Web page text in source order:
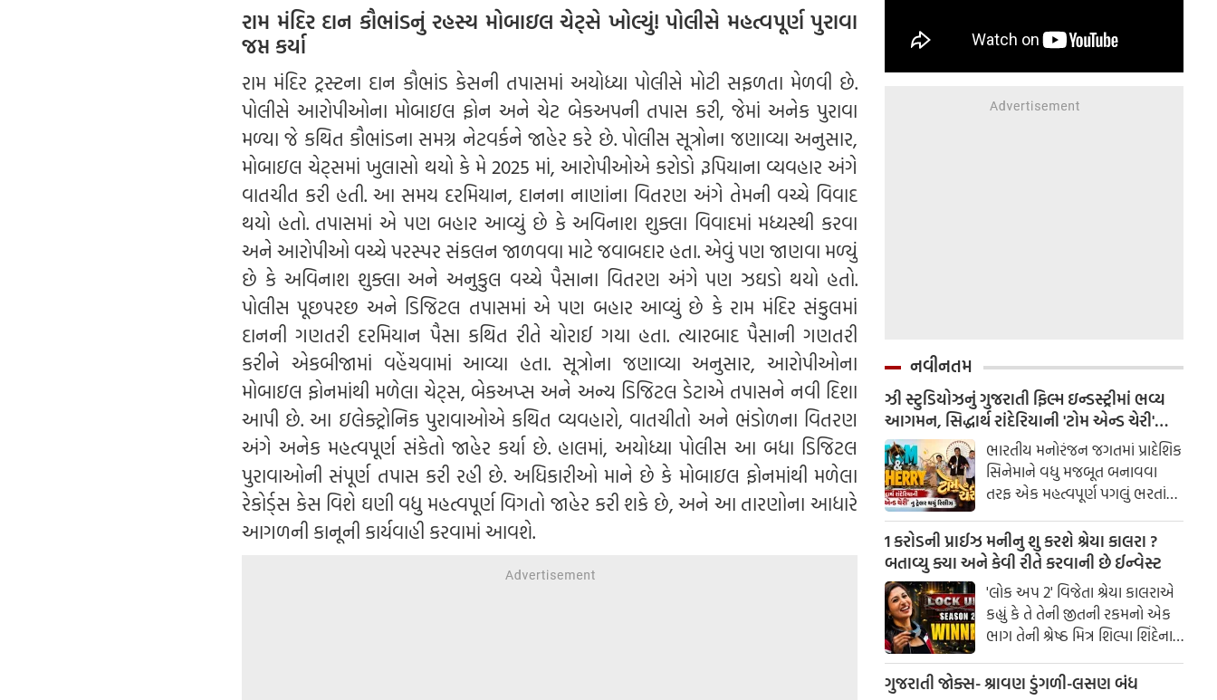
રામ મંદિર દાન કૌભાંડનું રહસ્ય મોબાઇલ ચેટ્સે ખોલ્યું! પોલીસે મહત્વપૂર્ણ પુરાવા
જપ્ત કર્યા
રામ મંદિર ટ્રસ્ટના દાન કૌભાંડ કેસની તપાસમાં અયોધ્યા પોલીસે મોટી સફળતા મેળવી છે.
પોલીસે આરોપીઓના મોબાઇલ ફોન અને ચેટ બેકઅપની તપાસ કરી, જેમાં અનેક પુરાવા
મળ્યા જે કથિત કૌભાંડના સમગ્ર નેટવર્કને જાહેર કરે છે. પોલીસ સૂત્રોના જણાવ્યા અનુસાર,
મોબાઇલ ચેટ્સમાં ખુલાસો થયો કે મે 2025 માં, આરોપીઓએ કરોડો રૂપિયાના વ્યવહાર અંગે
વાતચીત કરી હતી. આ સમય દરમિયાન, દાનના નાણાંના વિતરણ અંગે તેમની વચ્ચે વિવાદ
થયો હતો. તપાસમાં એ પણ બહાર આવ્યું છે કે અવિનાશ શુક્લા વિવાદમાં મધ્યસ્થી કરવા
અને આરોપીઓ વચ્ચે પરસ્પર સંકલન જાળવવા માટે જવાબદાર હતા. એવું પણ જાણવા મળ્યું
છે કે અવિનાશ શુક્લા અને અનુકુલ વચ્ચે પૈસાના વિતરણ અંગે પણ ઝઘડો થયો હતો.
પોલીસ પૂછપરછ અને ડિજિટલ તપાસમાં એ પણ બહાર આવ્યું છે કે રામ મંદિર સંકુલમાં
દાનની ગણતરી દરમિયાન પૈસા કથિત રીતે ચોરાઈ ગયા હતા. ત્યારબાદ પૈસાની ગણતરી
કરીને એકબીજામાં વહેંચવામાં આવ્યા હતા. સૂત્રોના જણાવ્યા અનુસાર, આરોપીઓના
મોબાઇલ ફોનમાંથી મળેલા ચેટ્સ, બેકઅપ્સ અને અન્ય ડિજિટલ ડેટાએ તપાસને નવી દિશા
આપી છે. આ ઇલેક્ટ્રોનિક પુરાવાઓએ કથિત વ્યવહારો, વાતચીતો અને ભંડોળના વિતરણ
અંગે અનેક મહત્વપૂર્ણ સંકેતો જાહેર કર્યા છે. હાલમાં, અયોધ્યા પોલીસ આ બધા ડિજિટલ
પુરાવાઓની સંપૂર્ણ તપાસ કરી રહી છે. અધિકારીઓ માને છે કે મોબાઇલ ફોનમાંથી મળેલા
રેકોર્ડ્સ કેસ વિશે ઘણી વધુ મહત્વપૂર્ણ વિગતો જાહેર કરી શકે છે, અને આ તારણોના આધારે
આગળની કાનૂની કાર્યવાહી કરવામાં આવશે.
નવીનતમ
ઝી સ્ટુડિયોઝનું ગુજરાતી ફિલ્મ ઇન્ડસ્ટ્રીમાં ભવ્ય
આગમન, સિદ્ધાર્થ રાંદેરિયાની 'ટોમ એન્ડ ચેરી'
સાથે કરશે શરૂઆત; ટ્રેલર થયું રિલીઝ
ભારતીય મનોરંજન જગતમાં પ્રાદેશિક
સિનેમાને વધુ મજબૂત બનાવવા
તરફ એક મહત્વપૂર્ણ પગલું ભરતાં
ઝી સ્ટુડિયોઝે ગુજરાતી ફિલ્મ
ઇન્ડસ્ટ્રીમાં પોતાની સત્તાવાર
એન્ટ્રીની જાહેરાત કરી છે.
1 કરોડની પ્રાઈઝ મનીનુ શુ કરશે શ્રેયા કાલરા ?
બતાવ્યુ ક્યા અને કેવી રીતે કરવાની છે ઈન્વેસ્ટ
'લોક અપ 2' વિજેતા શ્રેયા કાલરાએ
કહ્યું કે તે તેની જીતની રકમનો એક
ભાગ તેની શ્રેષ્ઠ મિત્ર શિલ્પા શિંદેના
આશ્રય ગૃહમાં દાન કરશે.
ગુજરાતી જોક્સ- શ્રાવણ ડુંગળી-લસણ બંધ